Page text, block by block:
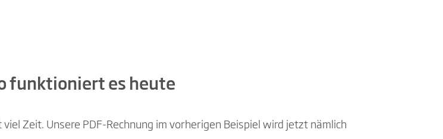
funktioniert es heute
Zeit. Unsere PDF-Rechnung im vorherigen Beispiel wird jetzt nämlich